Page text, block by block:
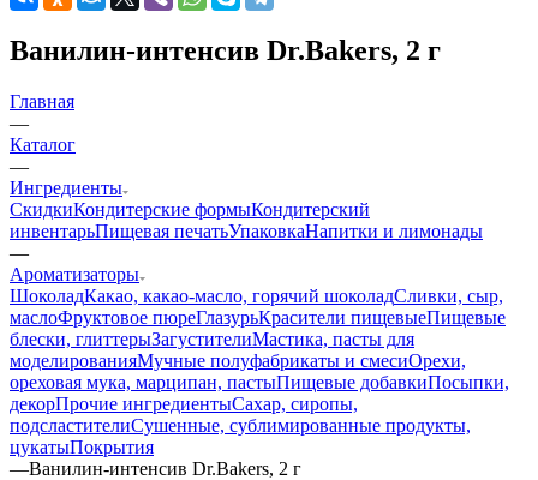
Ванилин-интенсив Dr.Bakers, 2 г
Главная
—
Каталог
—
Ингредиенты
СкидкиКондитерские формыКондитерский
инвентарьПищевая печатьУпаковкаНапитки и лимонады
—
Ароматизаторы
ШоколадКакао, какао-масло, горячий шоколадСливки, сыр,
маслоФруктовое пюреГлазурьКрасители пищевыеПищевые
блески, глиттерыЗагустителиМастика, пасты для
моделированияМучные полуфабрикаты и смесиОрехи,
ореховая мука, марципан, пастыПищевые добавкиПосыпки,
декорПрочие ингредиентыСахар, сиропы,
подсластителиСушенные, сублимированные продукты,
цукатыПокрытия
—Ванилин-интенсив Dr.Bakers, 2 г